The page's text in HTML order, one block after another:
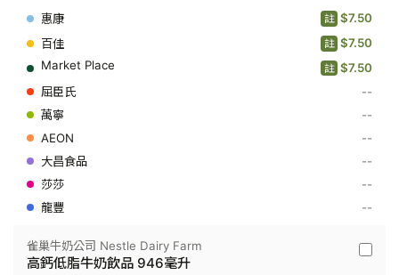
牛
奶
公
Nestle
Farm
鈣
脂
牛
飲
毫
$7.50
註
$7.50
註
$7.50
註
--
--
--
--
--
--
雀
雀巢牛奶公司 Nestle Dairy Farm
高鈣低脂牛奶飲品 946毫升